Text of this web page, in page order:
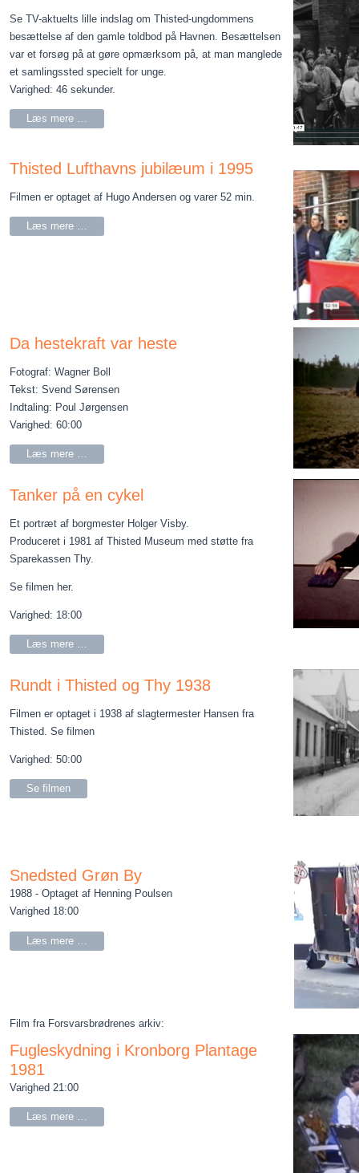
Se TV-aktuelts lille indslag om Thisted-ungdommens
besættelse af den gamle toldbod på Havnen. Besættelsen
var et forsøg på at gøre opmærksom på, at man manglede
et samlingssted specielt for unge.
Varighed: 46 sekunder.
Læs mere …
Thisted Lufthavns jubilæum i 1995
Filmen er optaget af Hugo Andersen og varer 52 min.
Læs mere …
Da hestekraft var heste
Fotograf: Wagner Boll
Tekst: Svend Sørensen
Indtaling: Poul Jørgensen
Varighed: 60:00
Læs mere …
Tanker på en cykel
Et portræt af borgmester Holger Visby.
Produceret i 1981 af Thisted Museum med støtte fra
Sparekassen Thy.
Se filmen her.
Varighed: 18:00
Læs mere …
Rundt i Thisted og Thy 1938
Filmen er optaget i 1938 af slagtermester Hansen fra
Thisted. Se filmen
Varighed: 50:00
Se filmen
Snedsted Grøn By
1988 - Optaget af Henning Poulsen
Varighed 18:00
Læs mere …
Film fra Forsvarsbrødrenes arkiv:
Fugleskydning i Kronborg Plantage
1981
Varighed 21:00
Læs mere …